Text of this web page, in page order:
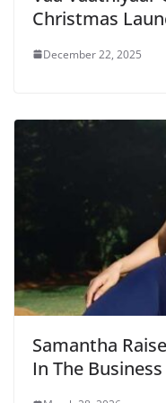
Christmas
December 22, 2025
Samantha
In The Business